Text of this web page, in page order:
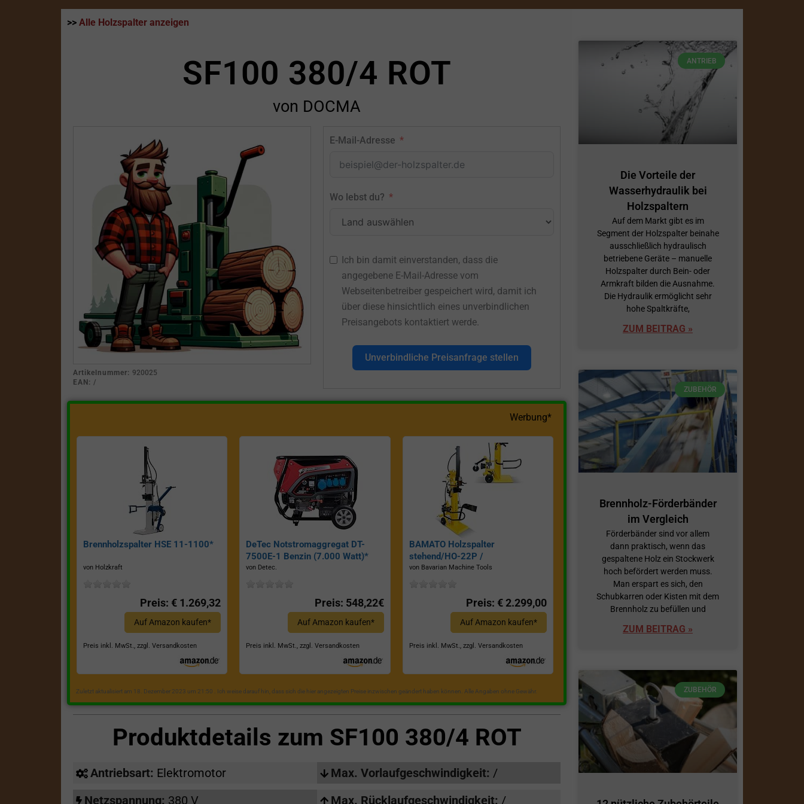
>> Alle Holzspalter anzeigen
SF100 380/4 ROT
von DOCMA
Artikelnummer: 920025
EAN: /
E-Mail-Adresse
Wo lebst du?
Ich bin damit einverstanden, dass die
angegebene E-Mail-Adresse vom
Webseitenbetreiber gespeichert wird, damit ich
über diese hinsichtlich eines unverbindlichen
Preisangebots kontaktiert werde.
Unverbindliche Preisanfrage stellen
Werbung*
Brennholzspalter HSE 11-1100*
von Holzkraft
Preis: € 1.269,32
Auf Amazon kaufen*
Preis inkl. MwSt., zzgl. Versandkosten
DeTec Notstromaggregat DT-
7500E-1 Benzin (7.000 Watt)*
von Detec.
Preis: 548,22€
Auf Amazon kaufen*
Preis inkl. MwSt., zzgl. Versandkosten
BAMATO Holzspalter
stehend/HO-22P /
Zapfwellenantrieb, Inkl.
von Bavarian Machine Tools
Preis: € 2.299,00
Auf Amazon kaufen*
Preis inkl. MwSt., zzgl. Versandkosten
Zuletzt aktualisiert am 18. Dezember 2023 um 21:50 . Ich weise darauf hin, dass sich die hier angezeigten Preise inzwischen geändert haben können. Alle Angaben ohne Gewähr.
Produktdetails zum SF100 380/4 ROT
Antriebsart: Elektromotor
Netzspannung: 380 V
Max. Vorlaufgeschwindigkeit: /
Max. Rücklaufgeschwindigkeit: /
ANTRIEB
Die Vorteile der
Wasserhydraulik bei
Holzspaltern
Auf dem Markt gibt es im
Segment der Holzspalter beinahe
ausschließlich hydraulisch
betriebene Geräte – manuelle
Holzspalter durch Bein- oder
Armkraft bilden die Ausnahme.
Die Hydraulik ermöglicht sehr
hohe Spaltkräfte,
ZUM BEITRAG »
ZUBEHÖR
Brennholz-Förderbänder
im Vergleich
Förderbänder sind vor allem
dann praktisch, wenn das
gespaltene Holz ein Stockwerk
hoch befördert werden muss.
Man erspart es sich, den
Schubkarren oder Kisten mit dem
Brennholz zu befüllen und
ZUM BEITRAG »
ZUBEHÖR